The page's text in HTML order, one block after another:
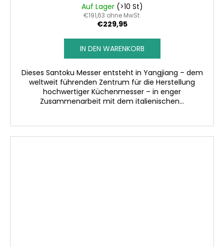
Auf Lager (>10 St)
€191,63 ohne MwSt.
€229,95
IN DEN WARENKORB
Dieses Santoku Messer entsteht in Yangjiang – dem
weltweit führenden Zentrum für die Herstellung
hochwertiger Küchenmesser – in enger
Zusammenarbeit mit dem italienischen...